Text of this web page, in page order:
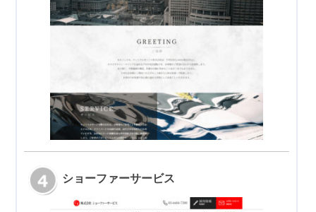
ショーファーサービス